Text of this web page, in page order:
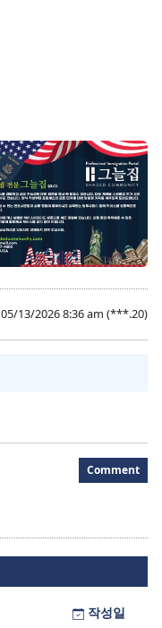
05/13/2026 8:36 am (***.20)
Comment
작성일